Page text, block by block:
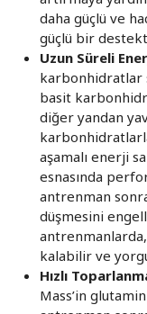
daha güçlü ve
güçlü bir
Uzun Süreli
karbonhidratlar
basit
diğer yandan
aşamalı enerji
esnasında
antrenman
düşmesini
kalabilir ve
Hızlı
Mass’in